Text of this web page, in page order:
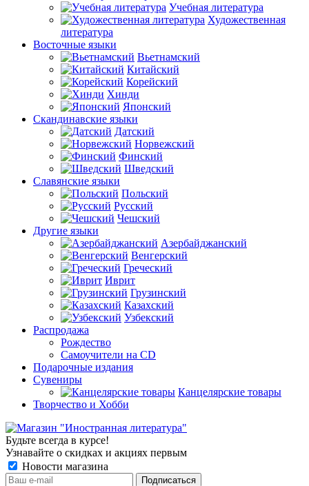
Учебная литература
Художественная
литература
Восточные языки
Вьетнамский
Китайский
Корейский
Хинди
Японский
Скандинавские языки
Датский
Норвежский
Финский
Шведский
Славянские языки
Польский
Русский
Чешский
Другие языки
Азербайджанский
Венгерский
Греческий
Иврит
Грузинский
Казахский
Узбекский
Распродажа
Рождество
Самоучители на CD
Подарочные издания
Сувениры
Канцелярские товары
Творчество и Хобби
Будьте всегда в курсе!
Узнавайте о скидках и акциях первым
Новости магазина